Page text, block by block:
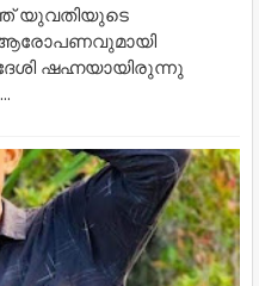
യുവതിയുടെ
ഷഹ്നയായിരുന്നു